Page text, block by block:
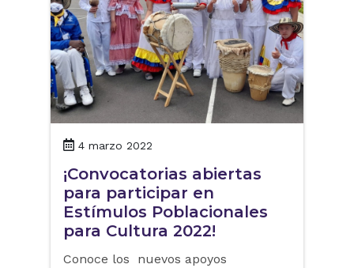
4 marzo 2022
¡Convocatorias abiertas
para participar en
Estímulos Poblacionales
para Cultura 2022!
Conoce los nuevos apoyos